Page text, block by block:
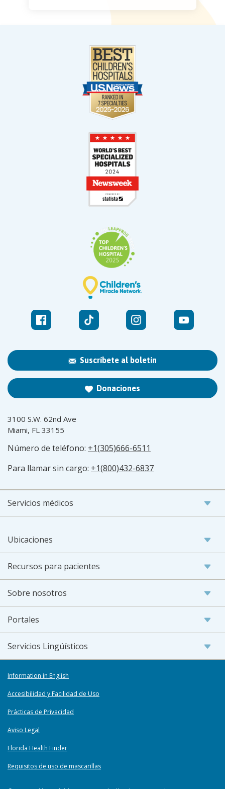
Suscríbete al boletín
Donaciones
3100 S.W. 62nd Ave
Miami, FL 33155
Número de teléfono: +1(305)666-6511
Para llamar sin cargo: +1(800)432-6837
Servicios médicos
Ubicaciones
Recursos para pacientes
Sobre nosotros
Portales
Servicios Lingüísticos
Information in English
Accesibilidad y Facilidad de Uso
Prácticas de Privacidad
Aviso Legal
Florida Health Finder
Requisitos de uso de mascarillas